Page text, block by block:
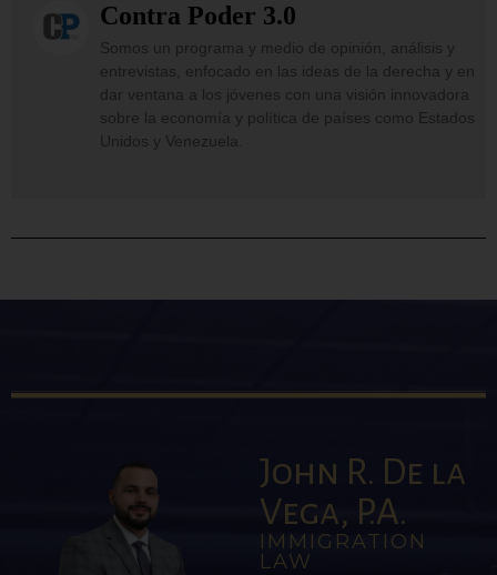
Contra Poder 3.0
Somos un programa y medio de opinión, análisis y
entrevistas, enfocado en las ideas de la derecha y en
dar ventana a los jóvenes con una visión innovadora
sobre la economía y política de países como Estados
Unidos y Venezuela.
John R. De la
Vega, P.A.
IMMIGRATION
LAW